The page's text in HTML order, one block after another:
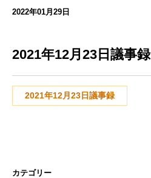
2022年01月29日
2021年12月23日議事録
2021年12月23日議事録
カテゴリー